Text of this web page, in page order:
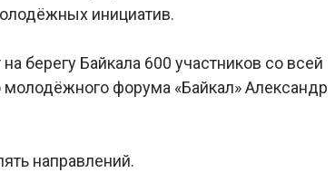
инициатив.
берегу Байкала 600 участников со всей
молодёжного форума «Байкал» Александр
направлений.